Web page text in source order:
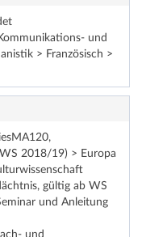
und
> Französisch >
2018/19) > Europa
gültig ab WS
und Anleitung
und